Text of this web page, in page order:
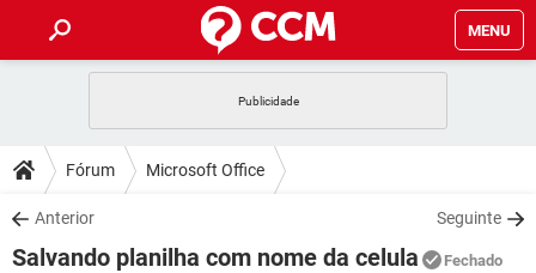
MENU
CELULAR
OUTLOOK
INSTAGRAM GMAIL
DICAS
JOGOS
DOWNLOADS
JOGOS WHATSAPP
Fórum Microsoft Office
Anterior Seguinte
Salvando planilha com nome da celula Fechado